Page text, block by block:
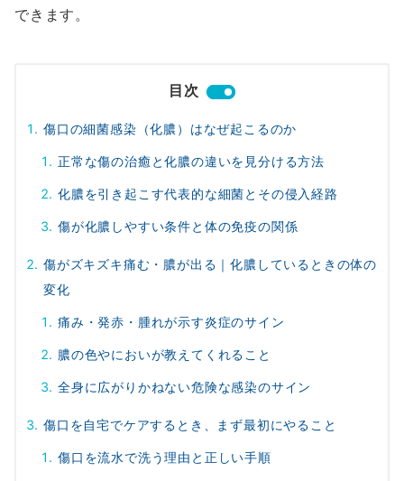
できます。
目次
傷口の細菌感染（化膿）はなぜ起こるのか
正常な傷の治癒と化膿の違いを見分ける方法
化膿を引き起こす代表的な細菌とその侵入経路
傷が化膿しやすい条件と体の免疫の関係
傷がズキズキ痛む・膿が出る｜化膿しているときの体の
変化
痛み・発赤・腫れが示す炎症のサイン
膿の色やにおいが教えてくれること
全身に広がりかねない危険な感染のサイン
傷口を自宅でケアするとき、まず最初にやること
傷口を流水で洗う理由と正しい手順